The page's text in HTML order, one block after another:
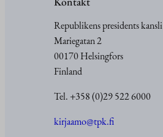
Republikens presidents kansli
Mariegatan 2
00170 Helsingfors
Finland
Tel. +358 (0)29 522 6000
kirjaamo@tpk.fi